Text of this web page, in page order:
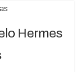
Hermes